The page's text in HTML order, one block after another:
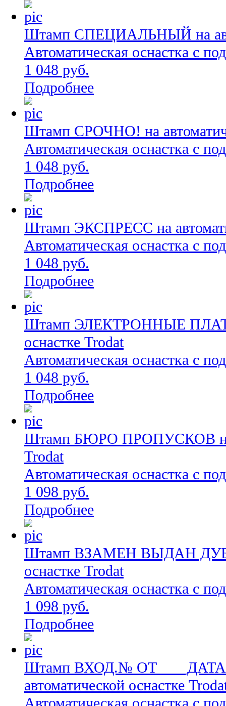
Штамп СПЕЦИАЛЬНЫЙ на
Автоматическая оснастка с
1 048 руб.
Подробнее
Штамп СРОЧНО! на
Автоматическая оснастка с
1 048 руб.
Подробнее
Штамп ЭКСПРЕСС на
Автоматическая оснастка с
1 048 руб.
Подробнее
Штамп ЭЛЕКТРОННЫЕ
оснастке Trodat
Автоматическая оснастка с
1 048 руб.
Подробнее
Штамп БЮРО ПРОПУСКОВ на
Trodat
Автоматическая оснастка с
1 098 руб.
Подробнее
Штамп ВЗАМЕН ВЫДАН
оснастке Trodat
Автоматическая оснастка с
1 098 руб.
Подробнее
Штамп ВХОД.№
автоматической оснастке